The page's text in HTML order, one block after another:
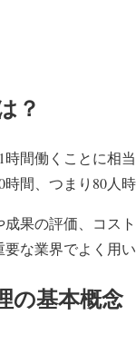
？
時間働くことに相
間、つまり80人時
果の評価、コス
な業界でよく用い
の基本概念